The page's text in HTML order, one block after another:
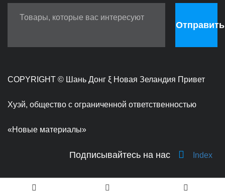
Отправить
COPYRIGHT © Шань Донг ξ Новая Зеландия Привет
Хуэй, общество с ограниченной ответственностью
«Новые материалы»
Подписывайтесь на нас Index